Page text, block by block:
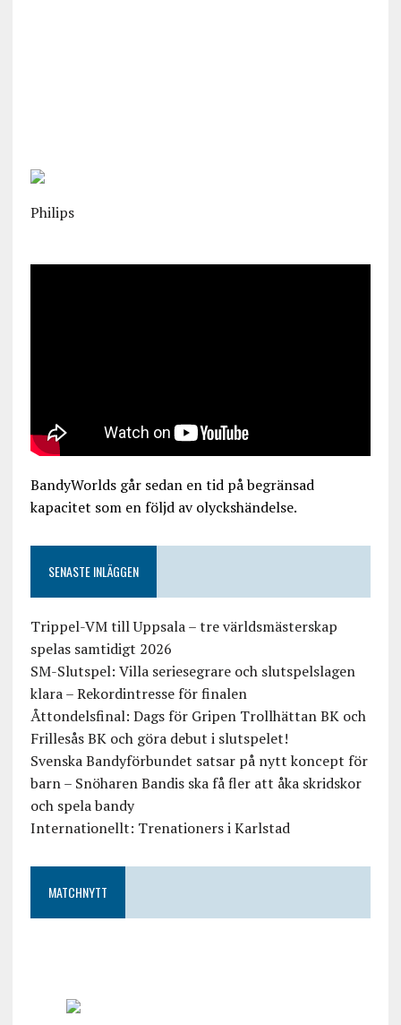
Philips
BandyWorlds går sedan en tid på begränsad
kapacitet som en följd av olyckshändelse.
SENASTE INLÄGGEN
Trippel-VM till Uppsala – tre världsmästerskap
spelas samtidigt 2026
SM-Slutspel: Villa seriesegrare och slutspelslagen
klara – Rekordintresse för finalen
Åttondelsfinal: Dags för Gripen Trollhättan BK och
Frillesås BK och göra debut i slutspelet!
Svenska Bandyförbundet satsar på nytt koncept för
barn – Snöharen Bandis ska få fler att åka skridskor
och spela bandy
Internationellt: Trenationers i Karlstad
MATCHNYTT